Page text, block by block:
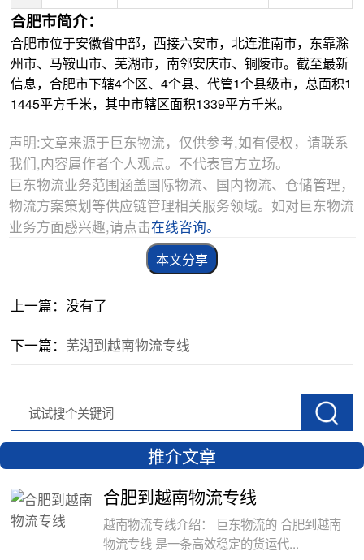
合肥市简介：
合肥市位于安徽省中部，西接六安市，北连淮南市，东靠滁
州市、马鞍山市、芜湖市，南邻安庆市、铜陵市。截至最新
信息，合肥市下辖4个区、4个县、代管1个县级市，总面积1
1445平方千米，其中市辖区面积1339平方千米。
声明:文章来源于巨东物流，仅供参考,如有侵权，请联系
我们,内容属作者个人观点。不代表官方立场。
巨东物流业务范围涵盖国际物流、国内物流、仓储管理，
物流方案策划等供应链管理相关服务领域。如对巨东物流
业务方面感兴趣,请点击在线咨询。
本文分享
上一篇：没有了
下一篇： 芜湖到越南物流专线
推介文章
合肥到越南物流专线
越南物流专线介绍： 巨东物流的 合肥到越南
物流专线 是一条高效稳定的货运代...